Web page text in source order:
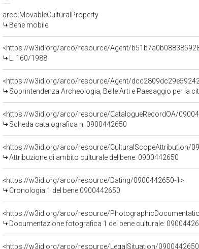
arco:MovableCulturalProperty
Bene mobile
<https://w3id.org/arco/resource/Agent/
L. 160/1988
<https://w3id.org/arco/resource/Agent/
Soprintendenza Archeologia, Belle Arti e Paesaggio per la
<https://w3id.org/arco/resource/CatalogueRecordOA/
Scheda catalografica n: 0900442650
<https://w3id.org/arco/resource/CulturalScopeAttribution/
Attribuzione di ambito culturale del bene: 0900442650
<https://w3id.org/arco/resource/Dating/0900442650-1>
Cronologia 1 del bene 0900442650
<https://w3id.org/arco/resource/
Documentazione fotografica 1 del bene culturale:
<https://w3id.org/arco/resource/LegalSituation/